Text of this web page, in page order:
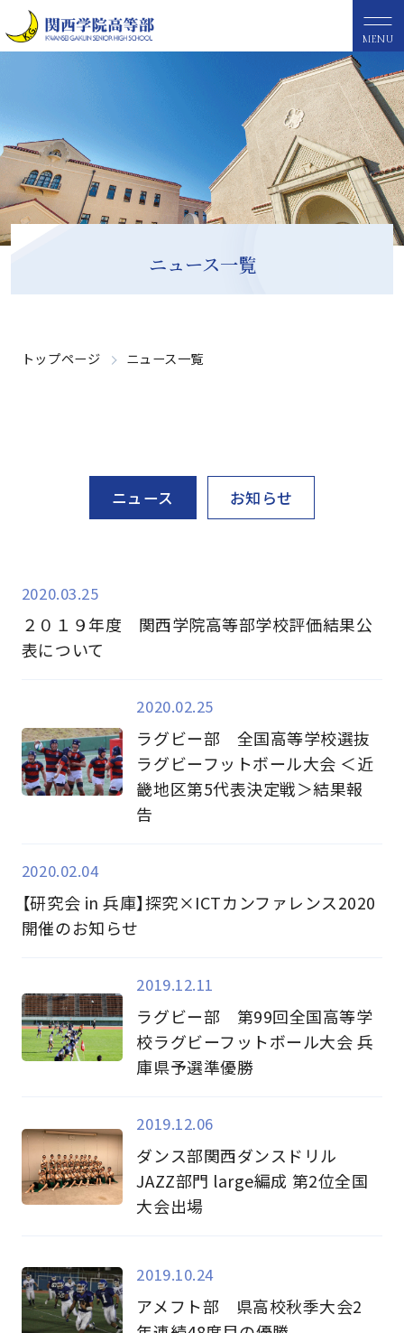
MENU
ニュース一覧
トップページ ニュース一覧
ニュース お知らせ
2020.03.25
２０１９年度 関西学院高等部学校評価結果公
表について
2020.02.25
ラグビー部 全国高等学校選抜
ラグビーフットボール大会 ＜近
畿地区第5代表決定戦＞結果報
告
2020.02.04
【研究会 in 兵庫】探究×ICTカンファレンス2020
開催のお知らせ
2019.12.11
ラグビー部 第99回全国高等学
校ラグビーフットボール大会 兵
庫県予選準優勝
2019.12.06
ダンス部関西ダンスドリル
JAZZ部門 large編成 第2位全国
大会出場
2019.10.24
アメフト部 県高校秋季大会2